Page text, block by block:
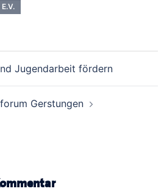
Jugendarbeit fördern
Gerstungen